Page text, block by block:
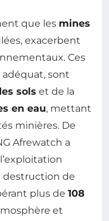
que les mines
exacerbent
Ces
adéquat, sont
sols et de la
en eau, mettant
minières. De
Afrewatch a
destruction de
plus de 108
et